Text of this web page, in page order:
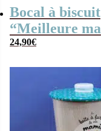
Bocal à biscuit
“Meilleure
du Monde”
24,90€